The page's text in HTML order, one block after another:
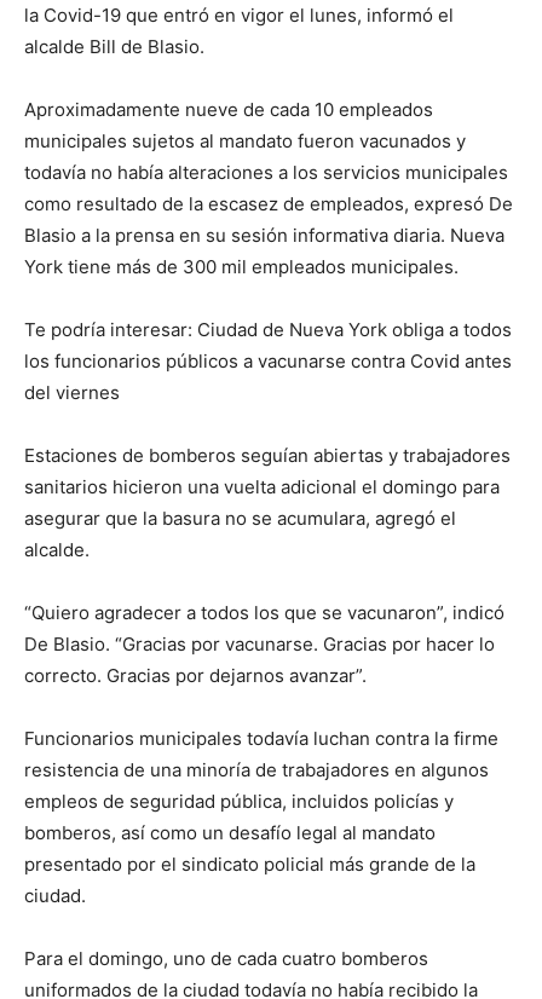
la Covid-19 que entró en vigor el lunes, informó el
alcalde Bill de Blasio.
Aproximadamente nueve de cada 10 empleados
municipales sujetos al mandato fueron vacunados y
todavía no había alteraciones a los servicios municipales
como resultado de la escasez de empleados, expresó De
Blasio a la prensa en su sesión informativa diaria. Nueva
York tiene más de 300 mil empleados municipales.
Te podría interesar: Ciudad de Nueva York obliga a todos
los funcionarios públicos a vacunarse contra Covid antes
del viernes
Estaciones de bomberos seguían abiertas y trabajadores
sanitarios hicieron una vuelta adicional el domingo para
asegurar que la basura no se acumulara, agregó el
alcalde.
“Quiero agradecer a todos los que se vacunaron”, indicó
De Blasio. “Gracias por vacunarse. Gracias por hacer lo
correcto. Gracias por dejarnos avanzar”.
Funcionarios municipales todavía luchan contra la firme
resistencia de una minoría de trabajadores en algunos
empleos de seguridad pública, incluidos policías y
bomberos, así como un desafío legal al mandato
presentado por el sindicato policial más grande de la
ciudad.
Para el domingo, uno de cada cuatro bomberos
uniformados de la ciudad todavía no había recibido la